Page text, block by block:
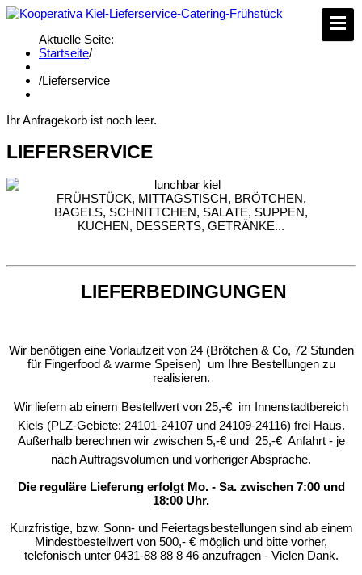
Aktuelle Seite:
Startseite/
/Lieferservice
Ihr Anfragekorb ist noch leer.
LIEFERSERVICE
FRÜHSTÜCK, MITTAGSTISCH, BRÖTCHEN,
BAGELS, SCHNITTCHEN, SALATE, SUPPEN,
KUCHEN, DESSERTS, GETRÄNKE...
LIEFERBEDINGUNGEN
Wir benötigen eine Vorlaufzeit von 24 (Brötchen & Co, 72 Stunden
für Fingerfood & warme Speisen) um Ihre Bestellungen zu
realisieren.
Wir liefern ab einem Bestellwert von 25,-€  im Innenstadtbereich
Kiels (PLZ-Gebiete: 24101-24107 und 24109-24116) frei Haus.
Außerhalb berechnen wir zwischen 5,-€ und 25,-€  Anfahrt - je
nach Auftragsvolumen und vorheriger Absprache.
Die reguläre Lieferung erfolgt Mo. - Sa. zwischen 7:00 und
18:00 Uhr.
Kurzfristige, bzw. Sonn- und Feiertagsbestellungen sind ab einem
Mindestbestellwert von 500,- € möglich und bitte vorher,
telefonisch unter 0431-88 88 8 46 anzufragen - Vielen Dank.